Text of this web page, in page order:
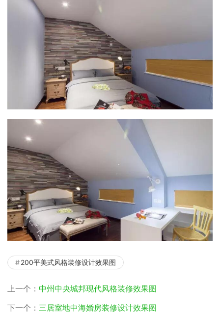
200平美式风格装修设计效果图
上一个： 中州中央城邦现代风格装修效果图
下一个： 三居室地中海婚房装修设计效果图